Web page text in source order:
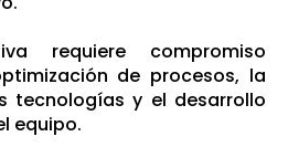
requiere compromiso
de procesos, la
tecnologías y el desarrollo
equipo.